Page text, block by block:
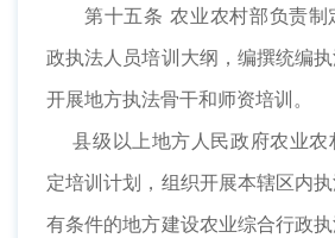
第十五条 农业农村部负责制
政执法人员培训大纲，编撰统编
开展地方执法骨干和师资培训。
县级以上地方人民政府农业农
定培训计划，组织开展本辖区内
有条件的地方建设农业综合行政